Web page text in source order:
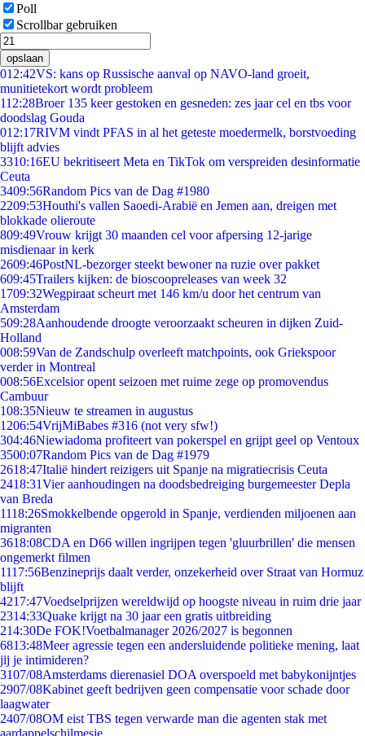
Poll
Scrollbar gebruiken
opslaan
012:42VS: kans op Russische aanval op NAVO-land groeit,
munitietekort wordt probleem
112:28Broer 135 keer gestoken en gesneden: zes jaar cel en tbs voor
doodslag Gouda
012:17RIVM vindt PFAS in al het geteste moedermelk, borstvoeding
blijft advies
3310:16EU bekritiseert Meta en TikTok om verspreiden desinformatie
Ceuta
3409:56Random Pics van de Dag #1980
2209:53Houthi's vallen Saoedi-Arabië en Jemen aan, dreigen met
blokkade olieroute
809:49Vrouw krijgt 30 maanden cel voor afpersing 12-jarige
misdienaar in kerk
2609:46PostNL-bezorger steekt bewoner na ruzie over pakket
609:45Trailers kijken: de bioscoopreleases van week 32
1709:32Wegpiraat scheurt met 146 km/u door het centrum van
Amsterdam
509:28Aanhoudende droogte veroorzaakt scheuren in dijken Zuid-
Holland
008:59Van de Zandschulp overleeft matchpoints, ook Griekspoor
verder in Montreal
008:56Excelsior opent seizoen met ruime zege op promovendus
Cambuur
108:35Nieuw te streamen in augustus
1206:54VrijMiBabes #316 (not very sfw!)
304:46Niewiadoma profiteert van pokerspel en grijpt geel op Ventoux
3500:07Random Pics van de Dag #1979
2618:47Italië hindert reizigers uit Spanje na migratiecrisis Ceuta
2418:31Vier aanhoudingen na doodsbedreiging burgemeester Depla
van Breda
1118:26Smokkelbende opgerold in Spanje, verdienden miljoenen aan
migranten
3618:08CDA en D66 willen ingrijpen tegen 'gluurbrillen' die mensen
ongemerkt filmen
1117:56Benzineprijs daalt verder, onzekerheid over Straat van Hormuz
blijft
4217:47Voedselprijzen wereldwijd op hoogste niveau in ruim drie jaar
2314:33Quake krijgt na 30 jaar een gratis uitbreiding
214:30De FOK!Voetbalmanager 2026/2027 is begonnen
6813:48Meer agressie tegen een andersluidende politieke mening, laat
jij je intimideren?
3107/08Amsterdams dierenasiel DOA overspoeld met babykonijntjes
2907/08Kabinet geeft bedrijven geen compensatie voor schade door
laagwater
2407/08OM eist TBS tegen verwarde man die agenten stak met
aardappelschilmesje